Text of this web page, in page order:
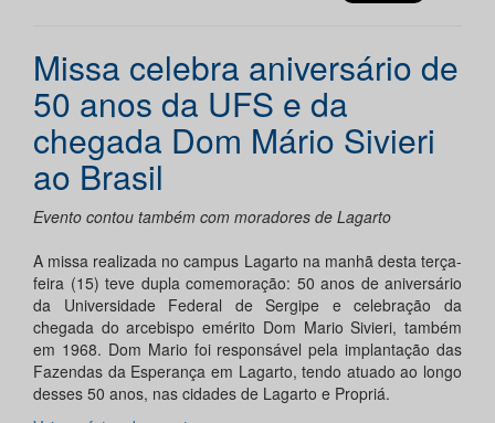
Missa celebra aniversário de
50 anos da UFS e da
chegada Dom Mário Sivieri
ao Brasil
Evento contou também com moradores de Lagarto
A missa realizada no campus Lagarto na manhã desta terça-
feira (15) teve dupla comemoração: 50 anos de aniversário
da Universidade Federal de Sergipe e celebração da
chegada do arcebispo emérito Dom Mario Sivieri, também
em 1968. Dom Mario foi responsável pela implantação das
Fazendas da Esperança em Lagarto, tendo atuado ao longo
desses 50 anos, nas cidades de Lagarto e Propriá.